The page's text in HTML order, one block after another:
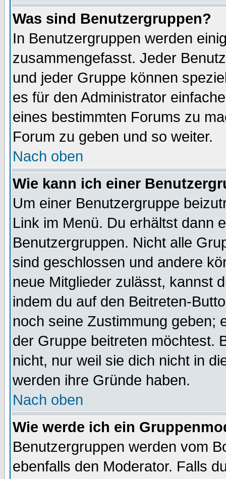
Was sind Benutzergruppen?
In Benutzergruppen werden
zusammengefasst. Jeder
und jeder Gruppe können
es für den Administrator
eines bestimmten Forums zu
Forum zu geben und so weiter.
Nach oben
Wie kann ich einer
Um einer Benutzergruppe
Link im Menü. Du erhältst dann
Benutzergruppen. Nicht alle
sind geschlossen und andere
neue Mitglieder zulässt, kannst
indem du auf den Beitreten-
noch seine Zustimmung geben;
der Gruppe beitreten möchtest.
nicht, nur weil sie dich nicht in
werden ihre Gründe haben.
Nach oben
Wie werde ich ein
Benutzergruppen werden vom
ebenfalls den Moderator. Falls